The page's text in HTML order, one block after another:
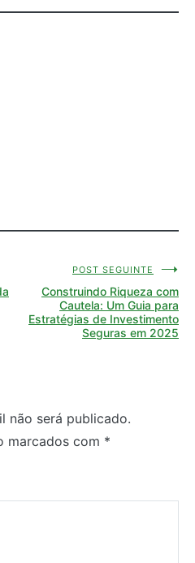
POST SEGUINTE
Construindo Riqueza com
Cautela: Um Guia para
Estratégias de Investimento
Seguras em 2025
não será publicado.
marcados com *